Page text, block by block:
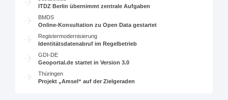
ITDZ Berlin übernimmt zentrale Aufgaben
BMDS
Online-Konsultation zu Open Data gestartet
Registermodernisierung
Identitätsdatenabruf im Regelbetrieb
GDI-DE
Geoportal.de startet in Version 3.0
Thüringen
Projekt „Amsel“ auf der Zielgeraden